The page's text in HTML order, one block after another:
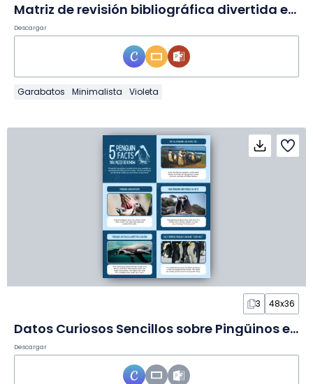
Matriz de revisión bibliográfica divertida en Infografía
Descargar
Garabatos Minimalista Violeta
3 48x36
Datos Curiosos Sencillos sobre Pingüinos en Póster
Descargar